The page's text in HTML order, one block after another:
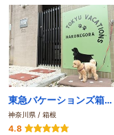
東急バケーションズ箱根強羅
神奈川県 / 箱根
4.8